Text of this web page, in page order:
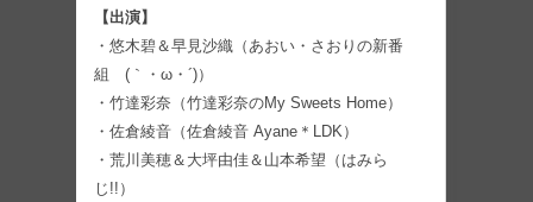
【出演】
・悠木碧＆早見沙織（あおい・さおりの新番
組 (｀・ω・´)）
・竹達彩奈（竹達彩奈のMy Sweets Home）
・佐倉綾音（佐倉綾音 Ayane＊LDK）
・荒川美穂＆大坪由佳＆山本希望（はみら
じ!!）